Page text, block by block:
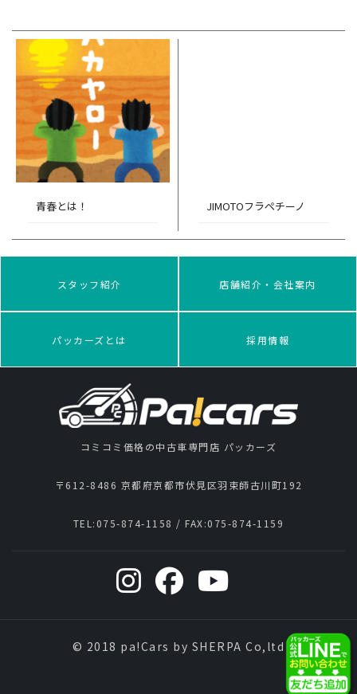
青春とは！ JIMOTOフラペチーノ
スタッフ紹介 店舗紹介・会社案内
パッカーズとは 採用情報
コミコミ価格の中古車専門店 パッカーズ
〒612-8486 京都府京都市伏見区羽束師古川町192
TEL: 075-874-1158 / FAX:075-874-1159
© 2018 pa!Cars by SHERPA Co,ltd